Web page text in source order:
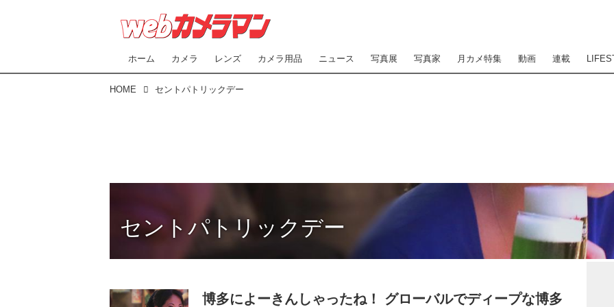
ホーム カメラ レンズ カメラ用品 ニュース 写真展 写真家 月カメ特集 動画 連載
HOME セントパトリックデー
セントパトリックデー
博多によーきんしゃったね！ グローバルでディープな博多